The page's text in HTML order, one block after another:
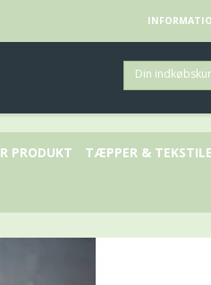
Din
PRODUKT TÆPPER &